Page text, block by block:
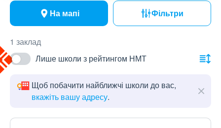
На мапі Фільтри
1 заклад
Лише школи з рейтингом НМТ
Щоб побачити найближчі школи до вас,
вкажіть вашу адресу.